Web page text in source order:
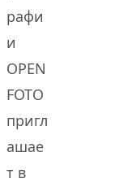
рафи
и
OPEN
FOTO
пригл
ашае
т в